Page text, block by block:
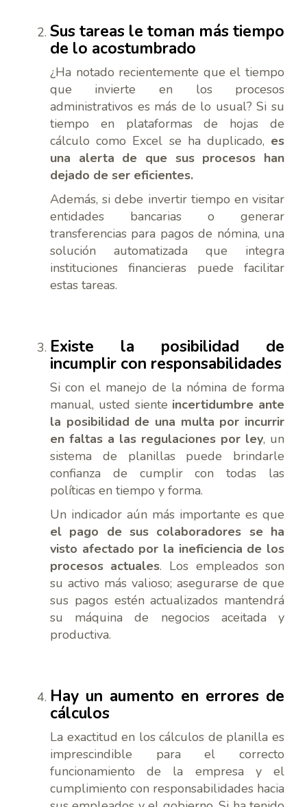
Sus tareas le toman más tiempo
de lo acostumbrado
¿Ha notado recientemente que el tiempo
que invierte en los procesos
administrativos es más de lo usual? Si su
tiempo en plataformas de hojas de
cálculo como Excel se ha duplicado, es
una alerta de que sus procesos han
dejado de ser eficientes.
Además, si debe invertir tiempo en visitar
entidades bancarias o generar
transferencias para pagos de nómina, una
solución automatizada que integra
instituciones financieras puede facilitar
estas tareas.
Existe la posibilidad de
incumplir con responsabilidades
Si con el manejo de la nómina de forma
manual, usted siente incertidumbre ante
la posibilidad de una multa por incurrir
en faltas a las regulaciones por ley, un
sistema de planillas puede brindarle
confianza de cumplir con todas las
políticas en tiempo y forma.
Un indicador aún más importante es que
el pago de sus colaboradores se ha
visto afectado por la ineficiencia de los
procesos actuales. Los empleados son
su activo más valioso; asegurarse de que
sus pagos estén actualizados mantendrá
su máquina de negocios aceitada y
productiva.
Hay un aumento en errores de
cálculos
La exactitud en los cálculos de planilla es
imprescindible para el correcto
funcionamiento de la empresa y el
cumplimiento con responsabilidades hacia